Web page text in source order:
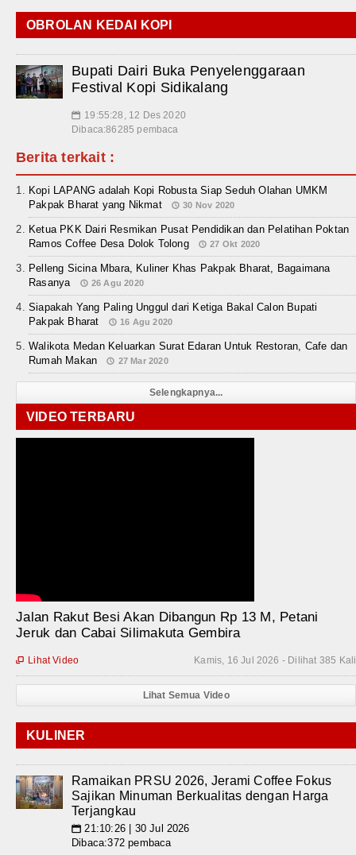
OBROLAN KEDAI KOPI
Bupati Dairi Buka Penyelenggaraan
Festival Kopi Sidikalang
📅 19:55:28, 12 Des 2020
Dibaca:86285 pembaca
Berita terkait :
Kopi LAPANG adalah Kopi Robusta Siap Seduh Olahan UMKM
Pakpak Bharat yang Nikmat
30 Nov 2020
Ketua PKK Dairi Resmikan Pusat Pendidikan dan Pelatihan Poktan
Ramos Coffee Desa Dolok Tolong
27 Okt 2020
Pelleng Sicina Mbara, Kuliner Khas Pakpak Bharat, Bagaimana
Rasanya
26 Agu 2020
Siapakah Yang Paling Unggul dari Ketiga Bakal Calon Bupati
Pakpak Bharat
16 Agu 2020
Walikota Medan Keluarkan Surat Edaran Untuk Restoran, Cafe dan
Rumah Makan
27 Mar 2020
Selengkapnya...
VIDEO TERBARU
Jalan Rakut Besi Akan Dibangun Rp 13 M, Petani
Jeruk dan Cabai Silimakuta Gembira
Kamis, 16 Jul 2026 - Dilihat 385 Kali
 Lihat Video
Lihat Semua Video
KULINER
Ramaikan PRSU 2026, Jerami Coffee Fokus
Sajikan Minuman Berkualitas dengan Harga
Terjangkau
📅 21:10:26 | 30 Jul 2026
Dibaca:372 pembaca